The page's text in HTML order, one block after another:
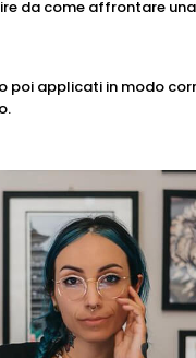
da come affrontare
poi applicati in modo